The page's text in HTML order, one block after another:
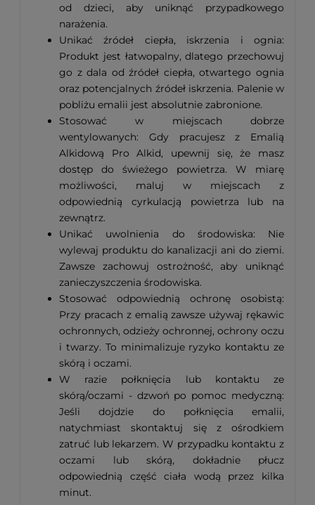
od dzieci, aby uniknąć przypadkowego
narażenia.
Unikać źródeł ciepła, iskrzenia i ognia:
Produkt jest łatwopalny, dlatego przechowuj
go z dala od źródeł ciepła, otwartego ognia
oraz potencjalnych źródeł iskrzenia. Palenie w
pobliżu emalii jest absolutnie zabronione.
Stosować w miejscach dobrze
wentylowanych: Gdy pracujesz z Emalią
Alkidową Pro Alkid, upewnij się, że masz
dostęp do świeżego powietrza. W miarę
możliwości, maluj w miejscach z
odpowiednią cyrkulacją powietrza lub na
zewnątrz.
Unikać uwolnienia do środowiska: Nie
wylewaj produktu do kanalizacji ani do ziemi.
Zawsze zachowuj ostrożność, aby uniknąć
zanieczyszczenia środowiska.
Stosować odpowiednią ochronę osobistą:
Przy pracach z emalią zawsze używaj rękawic
ochronnych, odzieży ochronnej, ochrony oczu
i twarzy. To minimalizuje ryzyko kontaktu ze
skórą i oczami.
W razie połknięcia lub kontaktu ze
skórą/oczami - dzwoń po pomoc medyczną:
Jeśli dojdzie do połknięcia emalii,
natychmiast skontaktuj się z ośrodkiem
zatruć lub lekarzem. W przypadku kontaktu z
oczami lub skórą, dokładnie płucz
odpowiednią część ciała wodą przez kilka
minut.